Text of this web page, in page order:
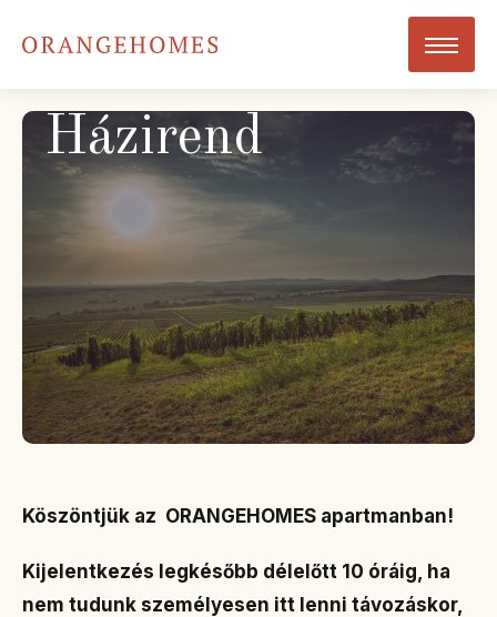
Házirend
Köszöntjük az ORANGEHOMES apartmanban!
Kijelentkezés legkésőbb délelőtt 10 óráig, ha
nem tudunk személyesen itt lenni távozáskor,